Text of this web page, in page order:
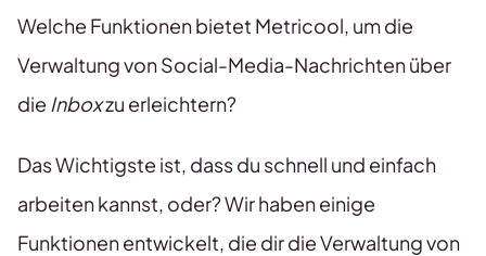
Welche Funktionen bietet Metricool, um die
Verwaltung von Social-Media-Nachrichten über
die Inboxzu erleichtern?
Das Wichtigste ist, dass du schnell und einfach
arbeiten kannst, oder? Wir haben einige
Funktionen entwickelt, die dir die Verwaltung von